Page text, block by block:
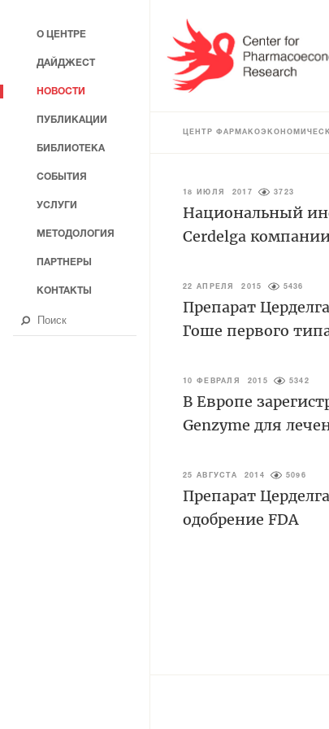
ЦЕНТР
18 ИЮЛЯ 2017 3723
Национальный
Cerdelga
22 АПРЕЛЯ 2015 5436
Препарат
Гоше первого
10 ФЕВРАЛЯ 2015 5342
В Европе
Genzyme для
25 АВГУСТА 2014 5096
Препарат
одобрение FDA
О ЦЕНТРЕ
ДАЙДЖЕСТ
НОВОСТИ
ПУБЛИКАЦИИ
БИБЛИОТЕКА
СОБЫТИЯ
УСЛУГИ
МЕТОДОЛОГИЯ
ПАРТНЕРЫ
КОНТАКТЫ